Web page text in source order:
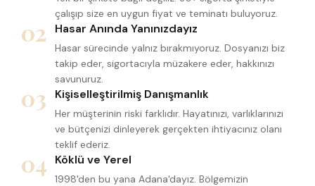
çalışıp size en uygun fiyat ve teminatı buluyoruz.
02 Hasar Anında Yanınızdayız
Hasar sürecinde yalnız bırakmıyoruz. Dosyanızı biz
takip eder, sigortacıyla müzakere eder, hakkınızı
savunuruz.
03 Kişiselleştirilmiş Danışmanlık
Her müşterinin riski farklıdır. Hayatınızı, varlıklarınızı
ve bütçenizi dinleyerek gerçekten ihtiyacınız olanı
teklif ederiz.
04 Köklü ve Yerel
1998'den bu yana Adana'dayız. Bölgemizin